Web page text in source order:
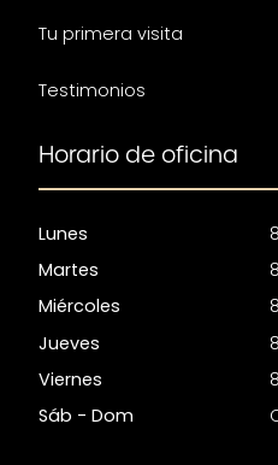
Tu primera visita
Testimonios
Horario de oficina
Lunes
Martes
Miércoles
Jueves
Viernes
Sáb - Dom